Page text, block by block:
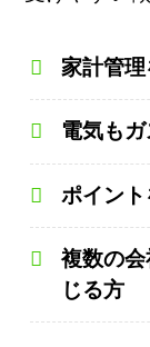
家計管
電気も
ポイン
複数の
じる方